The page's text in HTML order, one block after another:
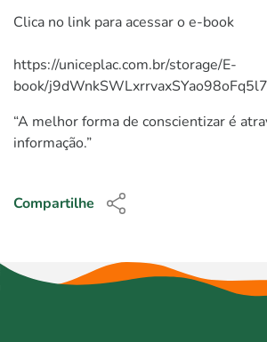
Clica no link para acessar o e-book
https://uniceplac.com.br/storage/E-
book/
“A melhor forma de conscientizar é
informação.”
Compartilhe